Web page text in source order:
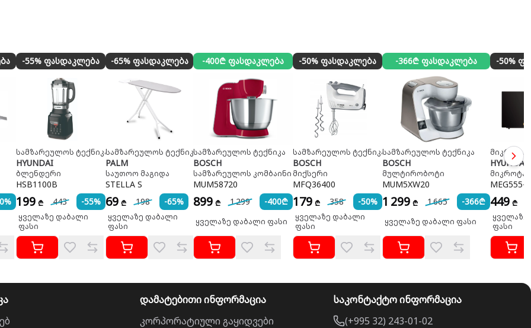
-55% ფასდაკლება
სამზარეულოს ტექნიკა
HYUNDAI
ბლენდერი
HSB1100B
199 ₾ 443 -55%
ყველაზე დაბალი
ფასი
-65% ფასდაკლება
სამზარეულოს ტექნიკა
PALM
საუთოო მაგიდა
STELLA S
69 ₾ 198 -65%
ყველაზე დაბალი
ფასი
-400₾ ფასდაკლება
სამზარეულოს ტექნიკა
BOSCH
სამზარეულოს კომბაინი
MUM58720
899 ₾ 1 299 -400₾
ყველაზე დაბალი ფასი
-50% ფასდაკლება
სამზარეულოს ტექნიკა
BOSCH
მიქსერი
MFQ36400
179 ₾ 358 -50%
ყველაზე დაბალი
ფასი
-366₾ ფასდაკლება
სამზარეულოს ტექნიკა
BOSCH
მულტირობოტი
MUM5XW20
1 299 ₾ 1 665 -366₾
ყველაზე დაბალი ფასი
-50%
HYUNDAI
MEG555-
449 ₾
ფასი
დამატებითი ინფორმაცია
კორპორატიული გაყიდვები
საკონტაქტო ინფორმაცია
(+995 32) 243-01-02